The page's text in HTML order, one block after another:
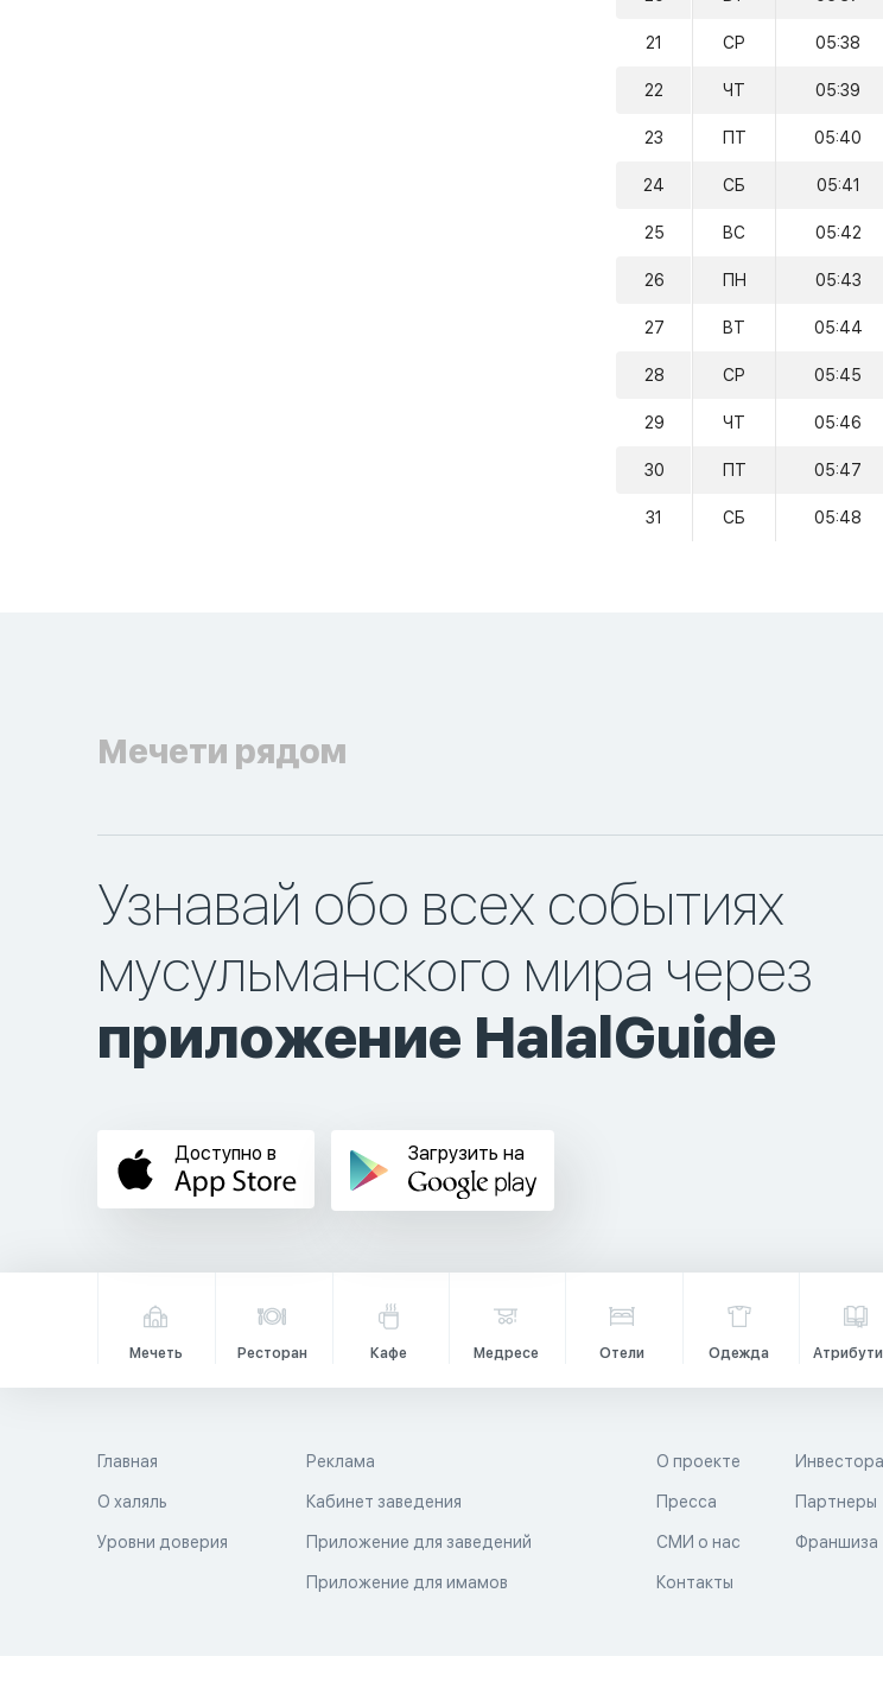
21 СР 05:38
22 ЧТ 05:39
23 ПТ 05:40
24 СБ 05:41
25 ВС 05:42
26 ПН 05:43
27 ВТ 05:44
28 СР 05:45
29 ЧТ 05:46
30 ПТ 05:47
31 СБ 05:48
Мечети рядом
Узнавай обо всех событиях
мусульманского мира через
приложение HalalGuide
Доступно в Загрузить на
Мечеть Ресторан Кафе Медресе Отели Одежда
Главная
О халяль
Уровни доверия
Реклама
Кабинет заведения
Приложение для заведений
Приложение для имамов
О проекте
Пресса
СМИ о нас
Контакты
Партнеры
Франшиза